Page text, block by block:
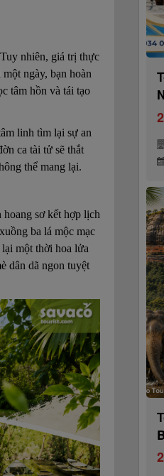
nhiên, giá trị thực
ngày, bạn hoàn
tâm hồn và tái tạo
linh tìm lại sự an
ca tài tử sẽ thắt
thể mang lại.
sơ kết hợp lịch
ba lá mộc mạc
một thời hoa lửa
dân dã ngon tuyệt